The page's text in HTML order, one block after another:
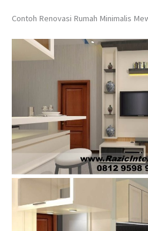
Contoh Renovasi Rumah Minimalis